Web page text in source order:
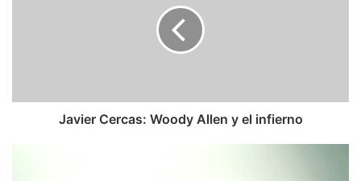
Javier Cercas: Woody Allen y el infierno